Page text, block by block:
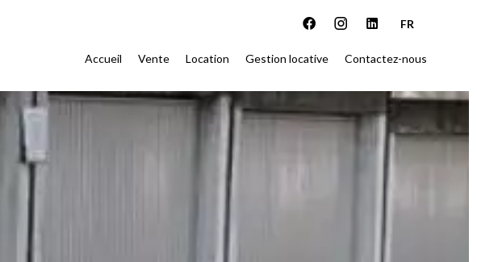
FR
Accueil Vente Location Gestion locative Contactez-nous